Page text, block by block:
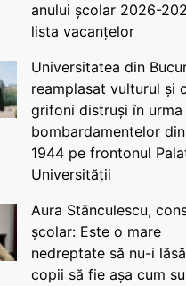
anului școlar 2026-
lista vacanțelor
Universitatea din
reamplasat vulturul și
grifoni distruși în urma
bombardamentelor
1944 pe frontonul
Universității
Aura Stănculescu,
școlar: Este o mare
nedreptate să nu-i
copii să fie așa cum